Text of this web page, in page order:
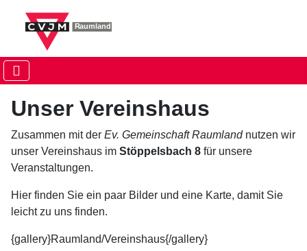
Unser Vereinshaus
Zusammen mit der Ev. Gemeinschaft Raumlandnutzen wir
unser Vereinshaus im Stöppelsbach 8 für unsere
Veranstaltungen.
Hier finden Sie ein paar Bilder und eine Karte, damit Sie
leicht zu uns finden.
{gallery}Raumland/Vereinshaus{/gallery}